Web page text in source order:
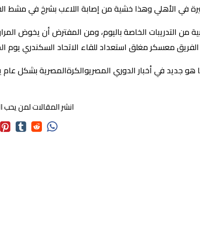
في الأهلي وهذا خشية من إصابة اللاعب بشرخ في مشط
من التدريبات الخاصة باليوم، ومن المفترض أن يخوض
معسكر مغلق استعداد للقاء الاتحاد السكندري يوم
هو جديد في أخبار الدوري المصريوالكرةالمصرية بشكل
انشر المقالات لمن يحب